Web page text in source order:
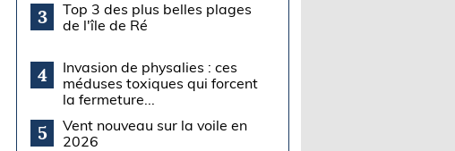
3
Top 3 des plus belles plages
de l'île de Ré
4
Invasion de physalies : ces
méduses toxiques qui forcent
la fermeture...
5
Vent nouveau sur la voile en
2026